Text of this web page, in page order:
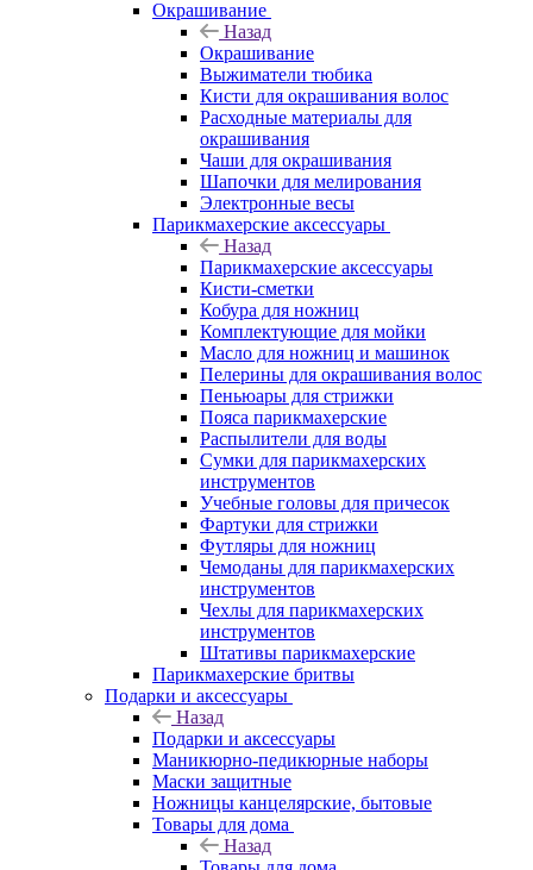
Окрашивание
Назад
Окрашивание
Выжиматели тюбика
Кисти для окрашивания волос
Расходные материалы для
окрашивания
Чаши для окрашивания
Шапочки для мелирования
Электронные весы
Парикмахерские аксессуары
Назад
Парикмахерские аксессуары
Кисти-сметки
Кобура для ножниц
Комплектующие для мойки
Масло для ножниц и машинок
Пелерины для окрашивания волос
Пеньюары для стрижки
Пояса парикмахерские
Распылители для воды
Сумки для парикмахерских
инструментов
Учебные головы для причесок
Фартуки для стрижки
Футляры для ножниц
Чемоданы для парикмахерских
инструментов
Чехлы для парикмахерских
инструментов
Штативы парикмахерские
Парикмахерские бритвы
Подарки и аксессуары
Назад
Подарки и аксессуары
Маникюрно-педикюрные наборы
Маски защитные
Ножницы канцелярские, бытовые
Товары для дома
Назад